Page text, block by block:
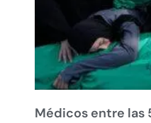
Médicos entre las